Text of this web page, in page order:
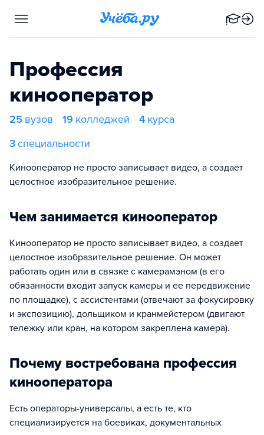
Профессия
кинооператор
25 вузов 19 колледжей 4 курса
3специальности
Кинооператор не просто записывает видео, а создает
целостное изобразительное решение.
Чем занимается кинооператор
Кинооператор не просто записывает видео, а создает
целостное изобразительное решение. Он может
работать один или в связке с камерамэном (в его
обязанности входит запуск камеры и ее передвижение
по площадке), с ассистентами (отвечают за фокусировку
и экспозицию), дольщиком и кранмейстером (двигают
тележку или кран, на котором закреплена камера).
Почему востребована профессия
кинооператора
Есть операторы-универсалы, а есть те, кто
специализируется на боевиках, документальных